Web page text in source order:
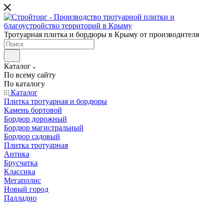
Тротуарная плитка и бордюры в Крыму от производителя
Каталог
По всему сайту
По каталогу
Каталог
Плитка тротуарная и бордюры
Камень бортовой
Бордюр дорожный
Бордюр магистральный
Бордюр садовый
Плитка тротуарная
Антика
Брусчатка
Классика
Мегаполис
Новый город
Палладио